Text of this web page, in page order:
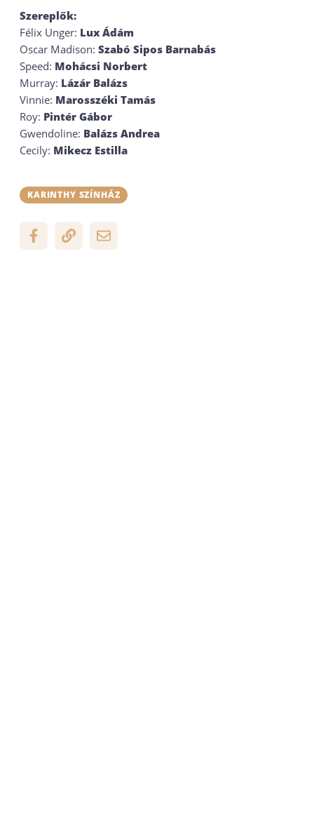
Szereplők:
Félix Unger: Lux Ádám
Oscar Madison: Szabó Sipos Barnabás
Speed: Mohácsi Norbert
Murray: Lázár Balázs
Vinnie: Marosszéki Tamás
Roy: Pintér Gábor
Gwendoline: Balázs Andrea
Cecily: Mikecz Estilla
KARINTHY SZÍNHÁZ